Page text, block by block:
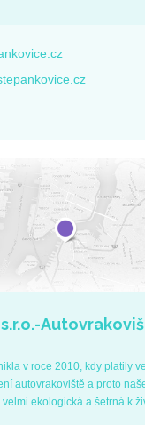
v roce 2010, kdy platily
autovrakoviště a proto
ekologická a šetrná k